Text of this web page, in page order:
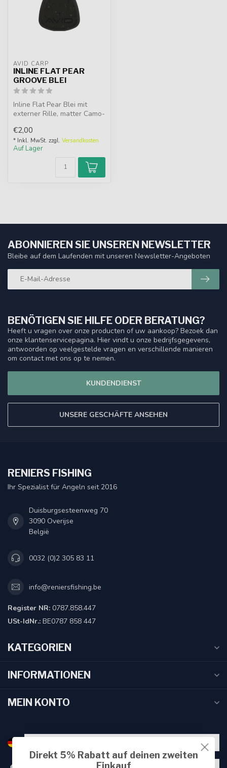
AVID CARP
INLINE FLAT PEAR
GROOVE BLEI
Inline Flat Pear Blei mit
externer Rille, matter Camo-
optimalem...
€2,00
* Inkl. MwSt. zzgl. Versandkosten
Auf Lager
BENÖTIGEN SIE HILFE ODER BERATUNG?
Heeft u vragen over onze producten of uw aankoop? Bezoek dan
onze klantenservicepagina. Hier vindt u onze bedrijfsgegevens,
antwoorden op veelgestelde vragen en verschillende manieren
om contact met ons op te nemen.
KUNDENDIENST
UNSERE GESCHÄFTE ANSEHEN
ABONNIEREN SIE UNSEREN NEWSLETTER
Bleibe auf dem Laufenden mit unseren Newsletter-Angeboten
RENIERS FISHING
Ihr Spezialist für Angeln seit 2016
Duisburgsesteenweg 70
3090 Overijse
België
0032 (0)2 305 83 11
info@reniersfishing.be
Register NR: 0787.858.447
USt-IdNr.: BE0787 858 447
KATEGORIEN
INFORMATIONEN
MEIN KONTO
Direkt 5% Rabatt auf deinen zweiten
Einkauf